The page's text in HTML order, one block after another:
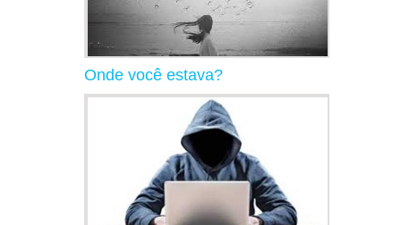
Onde você estava?